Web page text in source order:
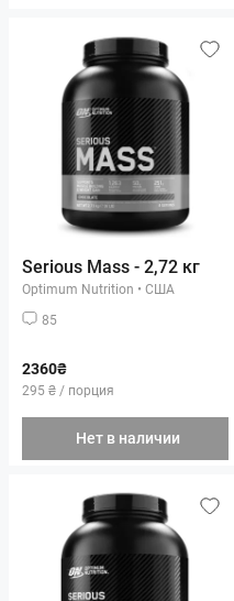
Serious Mass - 2,72 кг
Optimum Nutrition • США
85
2360₴
295 ₴ / порция
Нет в наличии